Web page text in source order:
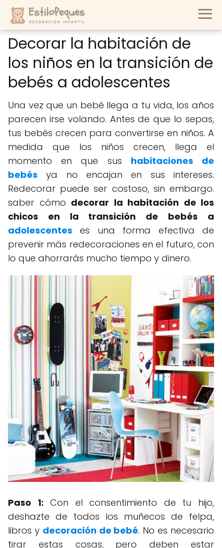
Decorar la habitación de
los niños en la transición de
bebés a adolescentes
Una vez que un bebé llega a tu vida, los años
parecen irse volando. Antes de que lo sepas,
tus bebés crecen para convertirse en niños. A
medida que los niños crecen, llega el
momento en que sus habitaciones de
bebés ya no encajan en sus intereses.
Redecorar puede ser costoso, sin embargo.
saber cómo decorar la habitación de los
chicos en la transición de bebés a
adolescentes es una forma efectiva de
prevenir más redecoraciones en el futuro, con
lo que ahorrarás mucho tiempo y dinero.
Paso 1: Con el consentimiento de tu hijo,
deshazte de todos los muñecos de felpa,
libros y decoración de bebé. No es necesario
tirar estas cosas, pero deben estar